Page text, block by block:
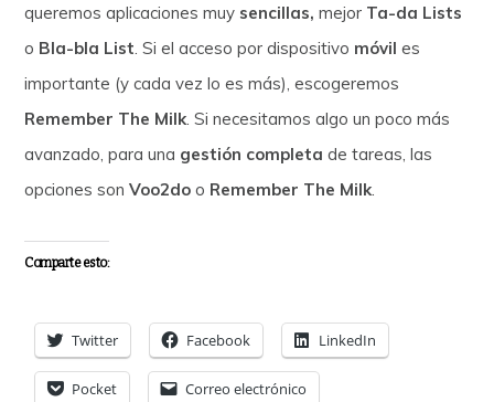
queremos aplicaciones muy sencillas, mejor Ta-da Lists
o Bla-bla List. Si el acceso por dispositivo móvil es
importante (y cada vez lo es más), escogeremos
Remember The Milk. Si necesitamos algo un poco más
avanzado, para una gestión completa de tareas, las
opciones sonVoo2do o Remember The Milk.
Comparte esto:
Twitter Facebook LinkedIn
Pocket Correo electrónico